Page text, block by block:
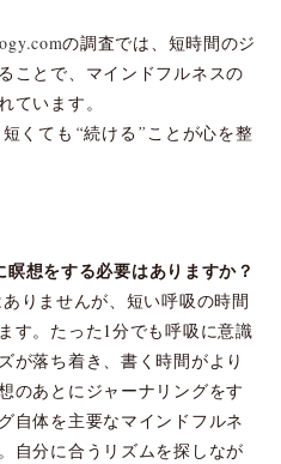
の調査では、短時間のジ
ことで、マインドフルネスの
ています。
くても“続ける”ことが心を整
想をする必要はありますか？
りませんが、短い呼吸の時間
す。たった1分でも呼吸に意識
が落ち着き、書く時間がより
のあとにジャーナリングをす
自体を主要なマインドフルネ
自分に合うリズムを探しなが